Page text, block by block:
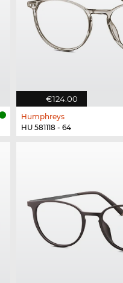
€124.00
Humphreys
HU 581118 - 64